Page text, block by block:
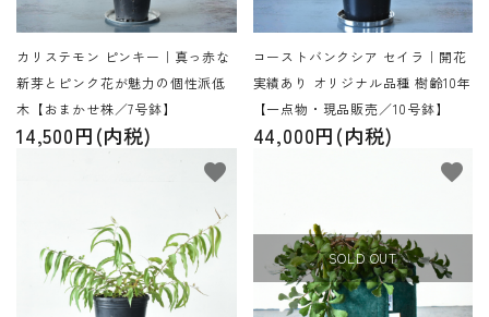
カリステモン ピンキー｜真っ赤な
新芽とピンク花が魅力の個性派低
木【おまかせ株／7号鉢】
14,500円(内税)
コーストバンクシア セイラ｜開花
実績あり オリジナル品種 樹齢10年
【一点物・現品販売／10号鉢】
44,000円(内税)
favorite
SOLD OUT
favorite